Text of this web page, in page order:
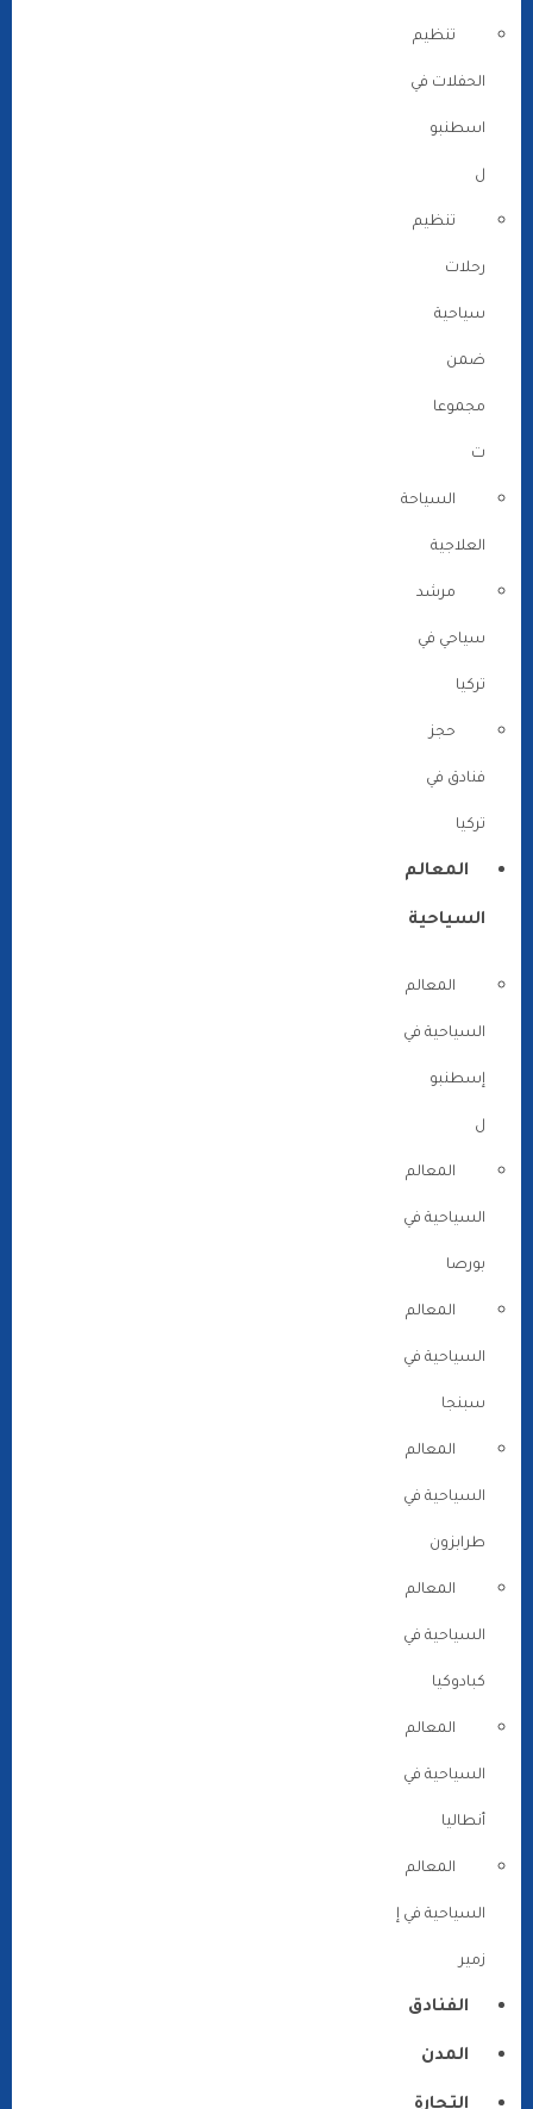
تنظيم
الحفلات في
اسطنبو
ل
تنظيم
رحلات
سياحية
ضمن
مجموعا
ت
السياحة
العلاجية
مرشد
سياحي في
تركيا
حجز
فنادق في
تركيا
المعالم
السياحية
المعالم
السياحية في
إسطنبو
ل
المعالم
السياحية في
بورصا
المعالم
السياحية في
سبنجا
المعالم
السياحية في
طرابزون
المعالم
السياحية في
كبادوكيا
المعالم
السياحية في
أنطاليا
المعالم
السياحية في إ
زمير
الفنادق
المدن